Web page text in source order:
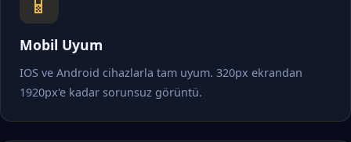
Mobil Uyum
IOS ve Android cihazlarla tam uyum. 320px ekrandan
1920px'e kadar sorunsuz görüntü.